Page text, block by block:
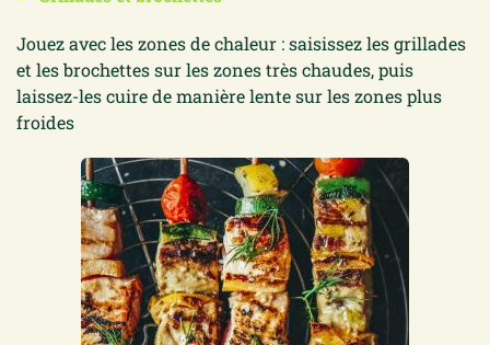
Jouez avec les zones de chaleur : saisissez les grillades
et les brochettes sur les zones très chaudes, puis
laissez-les cuire de manière lente sur les zones plus
froides